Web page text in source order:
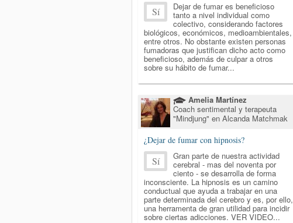
Sí Dejar de fumar es beneficioso
tanto a nivel individual como
colectivo, considerando factores
biológicos, económicos, medioambientales,
entre otros. No obstante existen personas
fumadoras que justifican dicho acto como
beneficioso, además de culpar a otros
sobre su hábito de fumar...
Amelia Martínez
Coach sentimental y terapeuta
"Mindjung" en Alcanda Matchmak
¿Dejar de fumar con hipnosis?
Sí Gran parte de nuestra actividad
cerebral - mas del noventa por
ciento - se desarrolla de forma
inconsciente. La hipnosis es un camino
conductual que ayuda a trabajar en una
parte determinada del cerebro y es, por ello,
una herramenta de gran utilidad para incidir
sobre ciertas adicciones. VER VIDEO...